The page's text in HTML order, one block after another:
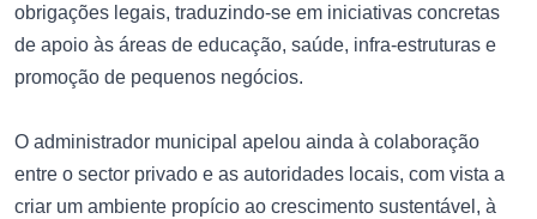
obrigações legais, traduzindo-se em iniciativas concretas
de apoio às áreas de educação, saúde, infra-estruturas e
promoção de pequenos negócios.
O administrador municipal apelou ainda à colaboração
entre o sector privado e as autoridades locais, com vista a
criar um ambiente propício ao crescimento sustentável, à